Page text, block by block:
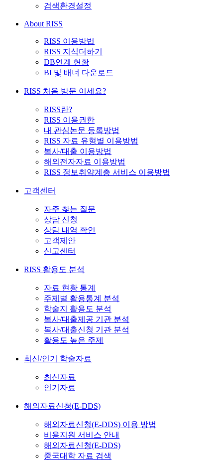
검색환경설정
About RISS
RISS 이용방법
RISS 지식더하기
DB연계 현황
BI 및 배너 다운로드
RISS 처음 방문 이세요?
RISS란?
RISS 이용권한
내 관심논문 등록방법
RISS 자료 유형별 이용방법
복사/대출 이용방법
해외전자자료 이용방법
RISS 정보취약계층 서비스 이용방법
고객센터
자주 찾는 질문
상담 신청
상담 내역 확인
고객제안
신고센터
RISS 활용도 분석
자료 현황 통계
주제별 활용통계 분석
학술지 활용도 분석
복사/대출제공 기관 분석
복사/대출신청 기관 분석
활용도 높은 주제
최신/인기 학술자료
최신자료
인기자료
해외자료신청(E-DDS)
해외자료신청(E-DDS) 이용 방법
비용지원 서비스 안내
해외자료신청(E-DDS)
중국대학 자료 검색